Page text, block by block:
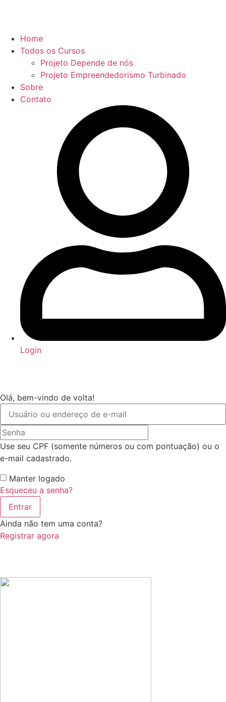
Home
Todos os Cursos
Projeto Depende de nós
Projeto Empreendedorismo Turbinado
Sobre
Contato
Login
Olá, bem-vindo de volta!
Use seu CPF (somente números ou com pontuação) ou o
e-mail cadastrado.
Manter logado
Esqueceu a senha?
Entrar
Ainda não tem uma conta?
Registrar agora